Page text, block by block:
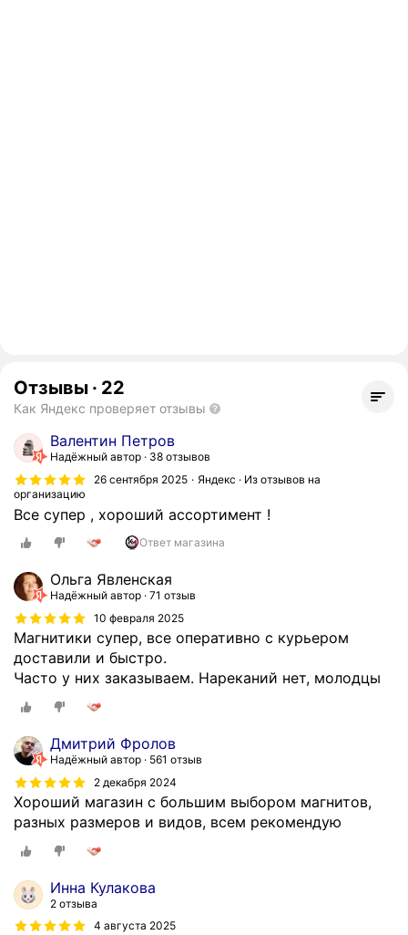
Отзывы · 22
Как Яндекс проверяет отзывы
Валентин Петров
Надёжный автор
38 отзывов
26 сентября 2025
Яндекс · Из отзывов на
организацию
Все супер , хороший ассортимент !
Ответ магазина
Ольга Явленская
Надёжный автор 71 отзыв
10 февраля 2025
Магнитики супер, все оперативно с курьером
доставили и быстро.
Часто у них заказываем. Нареканий нет, молодцы
Дмитрий Фролов
Надёжный автор
561 отзыв
2 декабря 2024
Хороший магазин с большим выбором магнитов,
разных размеров и видов, всем рекомендую
Инна Кулакова
2 отзыва
4 августа 2025